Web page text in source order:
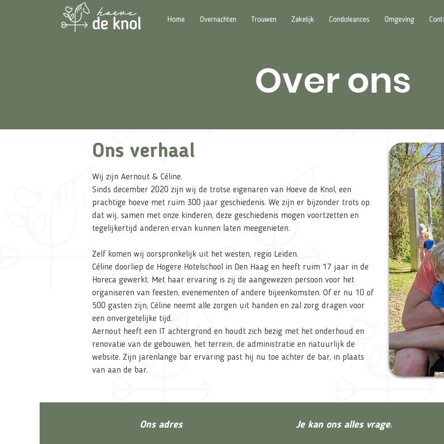
Home Overnachten Trouwen Zakelijk Condoleances Omgeving
Over ons
Ons verhaal
Wij zijn Aernout & Céline.
Sinds december 2020 zijn wij de trotse eigenaren van Hoeve de Knol, een
prachtige hoeve met ruim 300 jaar geschiedenis. We zijn er bijzonder trots op
dat wij, samen met onze kinderen, deze geschiedenis mogen voortzetten en
tegelijkertijd anderen ervan kunnen laten meegenieten.
Zelf komen wij oorspronkelijk uit het westen, regio Leiden.
Céline doorliep de Hogere Hotelschool in Den Haag en heeft ruim 17 jaar in de
Horeca gewerkt. Met haar ervaring is zij de aangewezen persoon voor het
organiseren van feesten, evenementen of andere bijeenkomsten. Of er nu 10 of
500 gasten zijn, Céline neemt alle zorgen uit handen en zal zorg dragen voor
een onvergetelijke tijd.
Aernout heeft een IT achtergrond en houdt zich bezig met het onderhoud en
renovatie van de gebouwen, het terrein, de administratie en natuurlijk de
website. Zijn jarenlange bar ervaring past hij nu toe achter de bar, in plaats
van aan de bar.
Ons adres Je kan ons alles vragen